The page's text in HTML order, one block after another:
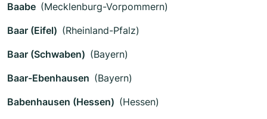
Baabe (Mecklenburg-Vorpommern)
Baar (Eifel) (Rheinland-Pfalz)
Baar (Schwaben) (Bayern)
Baar-Ebenhausen (Bayern)
Babenhausen (Hessen) (Hessen)